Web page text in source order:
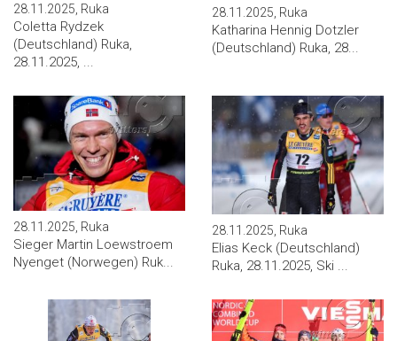
28.11.2025, Ruka
Coletta Rydzek
(Deutschland) Ruka,
28.11.2025, ...
28.11.2025, Ruka
Katharina Hennig Dotzler
(Deutschland) Ruka, 28...
28.11.2025, Ruka
Sieger Martin Loewstroem
Nyenget (Norwegen) Ruk...
28.11.2025, Ruka
Elias Keck (Deutschland)
Ruka, 28.11.2025, Ski ...